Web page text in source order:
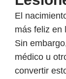
El
más feliz en
Sin
médico u
convertir